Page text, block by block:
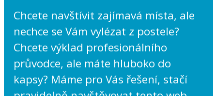
Chcete navštívit zajímavá místa, ale
nechce se Vám vylézat z postele?
Chcete výklad profesionálního
průvodce, ale máte hluboko do
kapsy? Máme pro Vás řešení, stačí